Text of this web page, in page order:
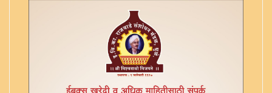
नारायण भट्ट प्रयोग रत्न - ३७९१
निरनिराळ्या कर्मांचे संकल्प व त्यास लागणा-या द्रव्यांच्या
प्रतिमणि ग्रंथीका - ३२